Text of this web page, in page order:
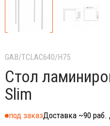
GAB/TCLAC640/H75
Стол
Slim
под заказДоставка ~90 раб.